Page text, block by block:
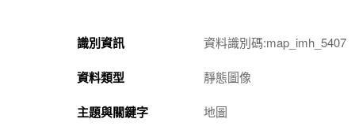
識別資訊 資料識別碼:map_imh_5407
資料類型 靜態圖像
主題與關鍵字 地圖